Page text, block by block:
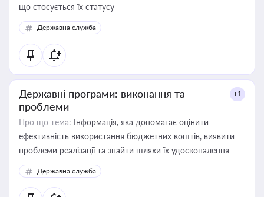
що стосується їх статусу
Державна служба
Державні програми: виконання та
проблеми
+1
Про що тема: Інформація, яка допомагає оцінити
ефективність використання бюджетних коштів, виявити
проблеми реалізації та знайти шляхи їх удосконалення
Державна служба